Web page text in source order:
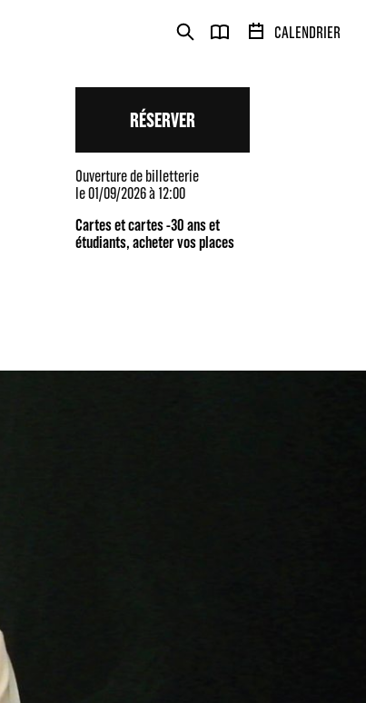
CALENDRIER
RÉSERVER
Ouverture de billetterie
le 01/09/2026 à 12:00
Cartes et cartes -30 ans et
étudiants, acheter vos places